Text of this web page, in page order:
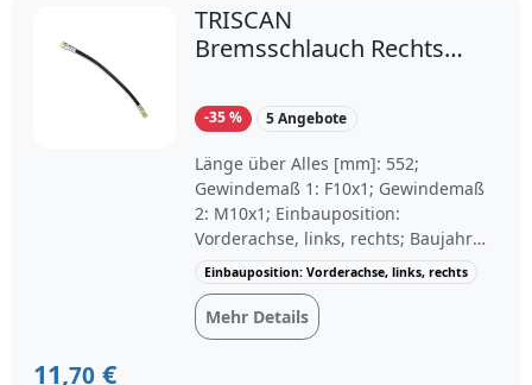
Motointegrator bestellen.
TRISCAN
Bremsschlauch Rechts
Z4 3 1
-35 % 5 Angebote
Länge über Alles [mm]: 552;
Gewindemaß 1: F10x1; Gewindemaß
2: M10x1; Einbauposition:
Vorderachse, links, rechts; Baujahr
ab: 08/2005
Einbauposition: Vorderachse, links, rechts
Mehr Details
11,70 €